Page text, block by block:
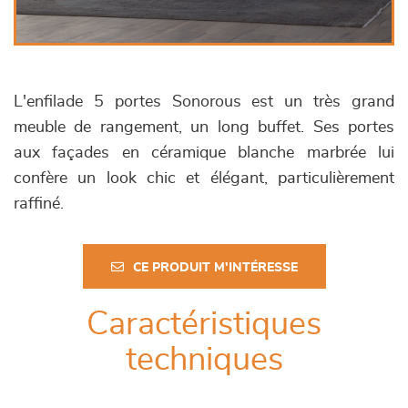
L'enfilade 5 portes Sonorous est un très grand
meuble de rangement, un long buffet. Ses portes
aux façades en céramique blanche marbrée lui
confère un look chic et élégant, particulièrement
raffiné.
CE PRODUIT M'INTÉRESSE
Caractéristiques
techniques